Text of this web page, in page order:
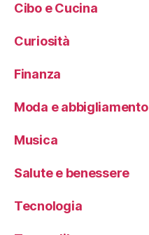
Cibo e Cucina
Curiosità
Finanza
Moda e abbigliamento
Musica
Salute e benessere
Tecnologia